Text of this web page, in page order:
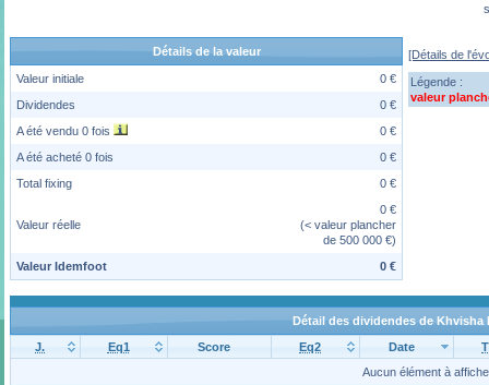
Détails de la valeur
Valeur initiale
0 €
Dividendes
0 €
A été vendu 0 fois
0 €
A été acheté 0 fois
0 €
Total fixing
0 €
Valeur réelle
0 €
(< valeur plancher
de 500 000 €)
Valeur Idemfoot
0 €
[Détails de
Légende :
valeur
Détail des dividendes de Khvisha
J.
Eq1 Score Eq2 Date
Aucun élément à